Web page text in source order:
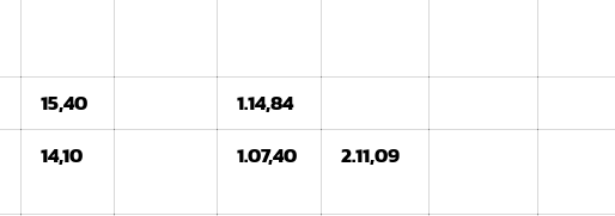
15,40
1.14,84
14,10 1.07,40 2.11,09